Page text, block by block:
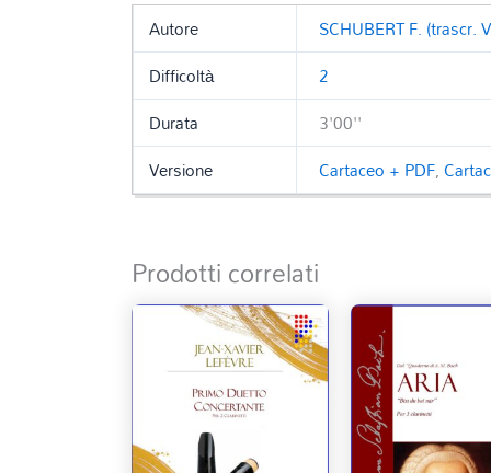
Autore
SCHUBERT F. (trascr.
Difficoltà
2
Durata
3'00''
Versione
Cartaceo + PDF,
Prodotti correlati